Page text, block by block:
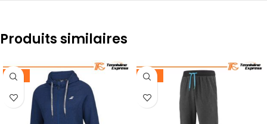
Produits similaires
-35% -35%